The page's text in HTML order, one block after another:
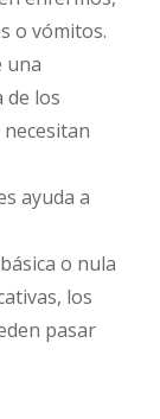
o vómitos.
una
de los
ayuda a
o nula
los
pasar